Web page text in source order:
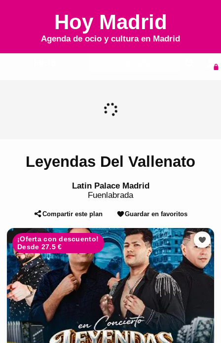
Hoy Madrid
Agenda de ocio y cultura en Madrid
Leyendas Del Vallenato
Latin Palace Madrid
Fuenlabrada
Compartir este plan Guardar en favoritos
¡Oferta con descuento!
Desde 27.5 €